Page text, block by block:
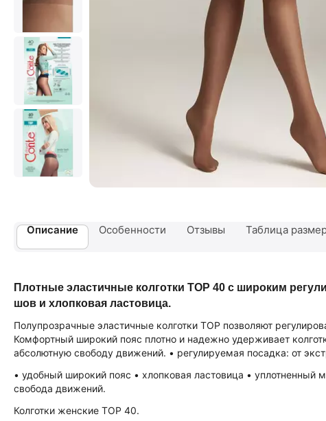
Описание Особенности Отзывы Таблица
Плотные эластичные колготки TOP 40 с широким
шов и хлопковая ластовица.
Полупрозрачные эластичные колготки TOР позволяют
Комфортный широкий пояс плотно и надежно удерживает
абсолютную свободу движений. • регулируемая посадка: от
• удобный широкий пояс • хлопковая ластовица • уплотненный
свобода движений.
Колготки женские TOP 40.